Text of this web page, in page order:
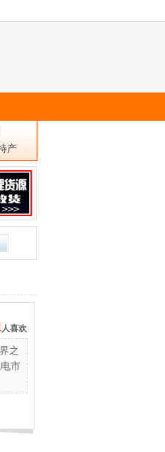
产
人喜欢
之
市